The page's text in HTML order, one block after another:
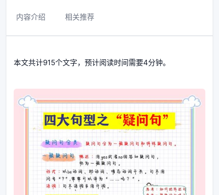
内容介绍 相关推荐
本文共计915个文字，预计阅读时间需要4分钟。